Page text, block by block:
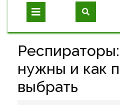
Open
Button
нужны и как
выбрать